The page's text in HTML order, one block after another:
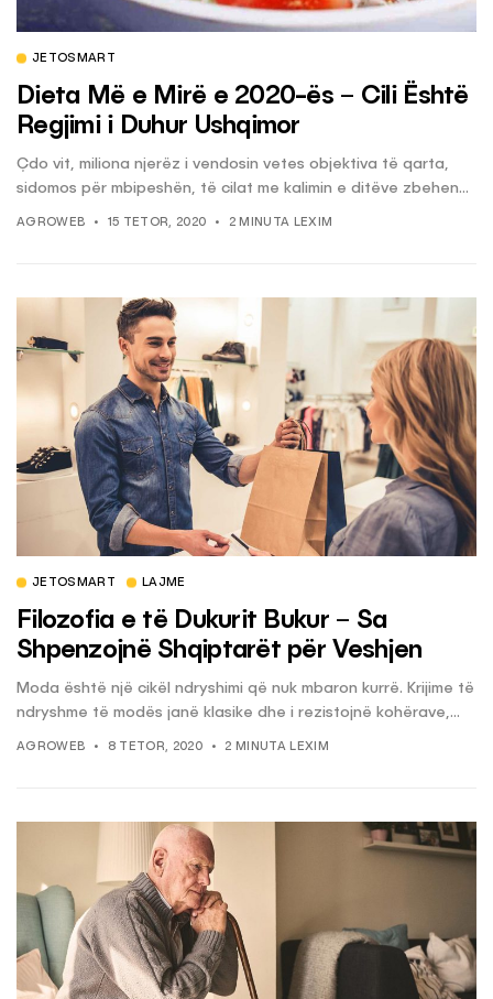
JETOSMART
Dieta Më e Mirë e 2020-ës – Cili Është
Regjimi i Duhur Ushqimor
Çdo vit, miliona njerëz i vendosin vetes objektiva të qarta,
sidomos për mbipeshën, të cilat me kalimin e ditëve zbehen...
AGROWEB 15 TETOR, 2020 2 MINUTA LEXIM
JETOSMART LAJME
Filozofia e të Dukurit Bukur – Sa
Shpenzojnë Shqiptarët për Veshjen
Moda është një cikël ndryshimi që nuk mbaron kurrë. Krijime të
ndryshme të modës janë klasike dhe i rezistojnë kohërave,...
AGROWEB 8 TETOR, 2020 2 MINUTA LEXIM